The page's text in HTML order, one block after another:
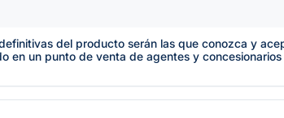
del producto serán las que conozca y
en un punto de venta de agentes y concesionarios